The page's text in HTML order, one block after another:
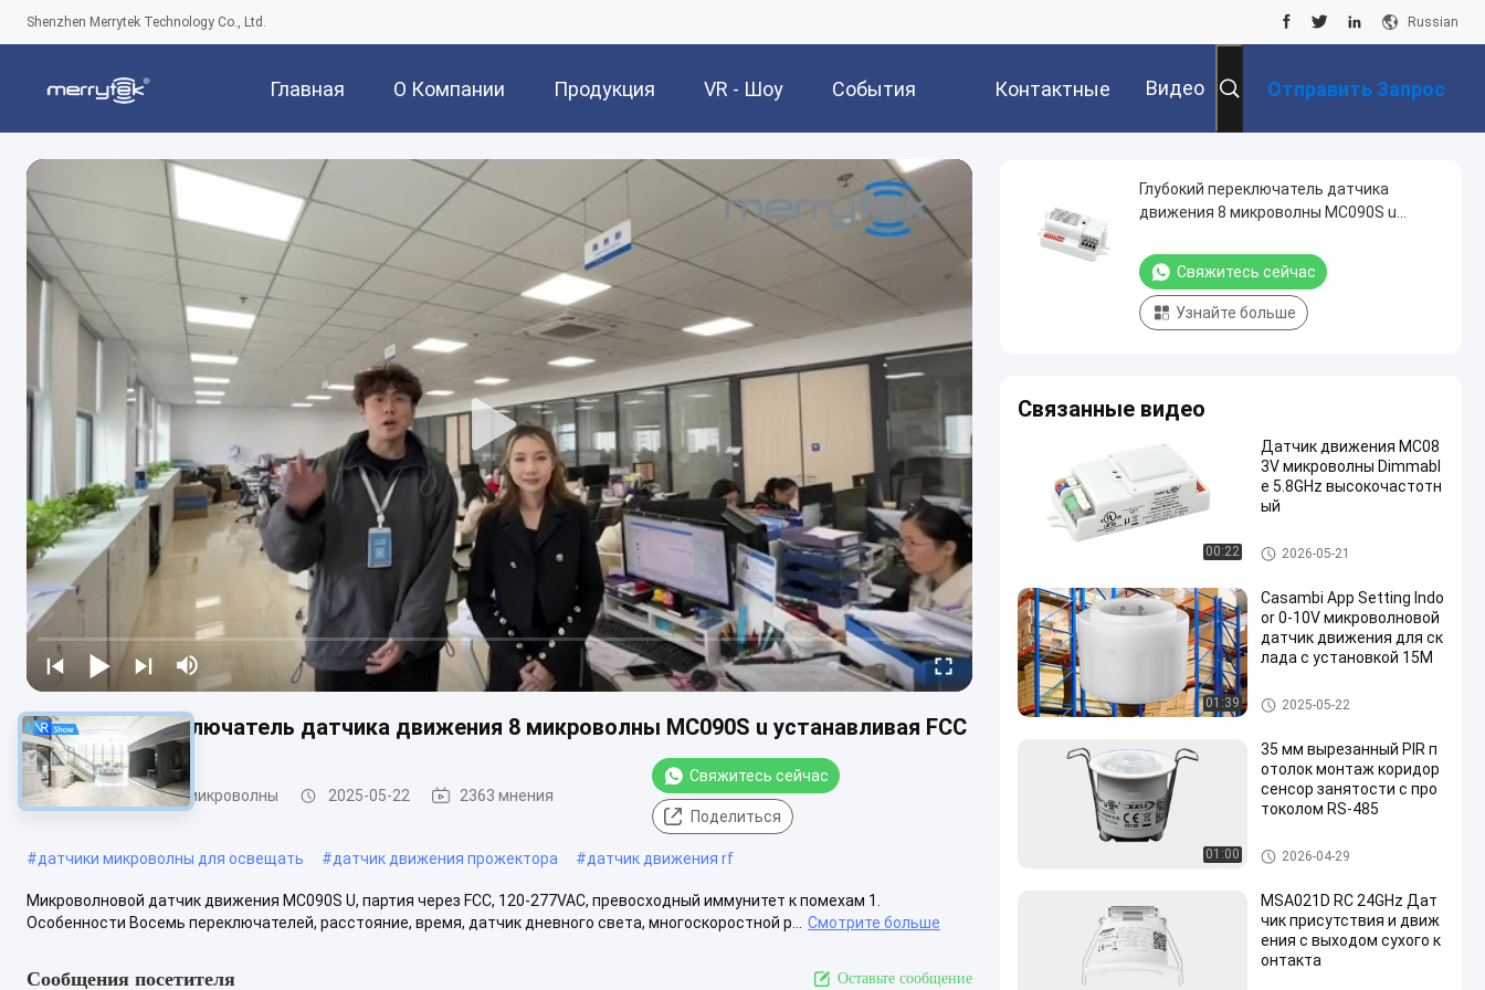
Shenzhen Merrytek Technology Co., Ltd. Russian
Главная
Страница
О Компании Продукция VR - Шоу События Контактные Видео Отправить Запрос
Глубокий переключатель датчика движения 8 микроволны MC090S u устанавливая FCC
Датчик движения микроволны 2025-05-22 2363 мнения
Свяжитесь сейчас
Поделиться
#датчики микроволны для освещать #датчик движения прожектора #датчик движения rf
Микроволновой датчик движения MC090S U, партия через FCC, 120-277VAC, превосходный иммунитет к помехам 1.
Особенности Восемь переключателей, расстояние, время, датчик дневного света, многоскоростной р...
Смотрите больше
Сообщения посетителя Оставьте сообщение
Глубокий переключатель датчика
движения 8 микроволны MC090S u
Свяжитесь сейчас
Узнайте больше
Связанные видео
00:22
Датчик движения MC08
3V микроволны Dimmabl
e 5.8GHz высокочастотн
ый
Датчик движения микровол
ны
2026-05-21
01:39
Casambi App Setting Indo
or 0-10V микроволновой
датчик движения для ск
лада с установкой 15M
Датчик движения микровол
ны
2025-05-22
01:00
35 мм вырезанный PIR п
отолок монтаж коридор
сенсор занятости с про
токолом RS-485
Датчик движения Pir
2026-04-29
MSA021D RC 24GHz Дат
чик присутствия и движ
ения с выходом сухого к
онтакта